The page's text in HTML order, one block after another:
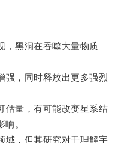
黑洞在吞噬大量物质
，同时释放出更多强烈
量，有可能改变星系结
。
，但其研究对于理解宇